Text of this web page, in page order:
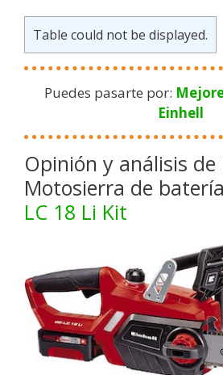
Table could not be displayed.
Puedes pasarte por:
Einhell
Opinión y análisis de
Motosierra de batería
LC 18 Li Kit